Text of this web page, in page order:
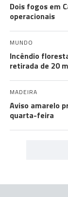
Dois fogos em
operacionais
MUNDO
Incêndio
retirada de 20
MADEIRA
Aviso amarelo
quarta-feira